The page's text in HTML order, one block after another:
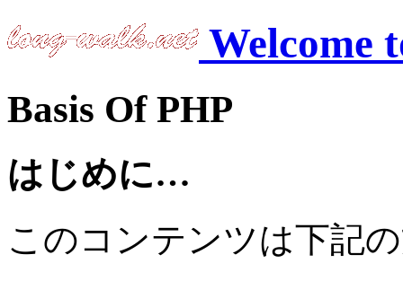
Welcome
Basis Of PHP
はじめに…
このコンテンツは下記